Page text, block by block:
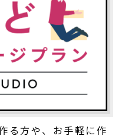
る方や、お手軽に作